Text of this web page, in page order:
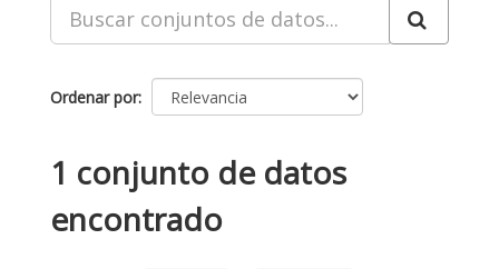
Ordenar por
1 conjunto de datos
encontrado